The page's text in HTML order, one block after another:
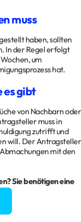
muss
haben, sollten
In der Regel erfolgt
um
hat.
es gibt
von Nachbarn oder
muss in
zutrifft und
will. Der Antragsteller
mit den
Sie benötigen eine